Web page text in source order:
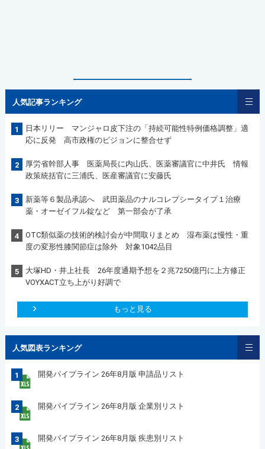
人気記事ランキング
1
日本リリー マンジャロ皮下注の「持続可能性特例価格調整」適
応に反発 高市政権のビジョンに整合せず
2
厚労省幹部人事 医薬局長に内山氏、医薬審議官に中井氏 情報
政策統括官に三浦氏、医産審議官に安藤氏
3
新薬等６製品承認へ 武田薬品のナルコレプシータイプ１治療
薬・オーゼイフル錠など 第一部会が了承
4
OTC類似薬の技術的検討会が中間取りまとめ 湿布薬は慢性・重
度の変形性膝関節症は除外 対象1042品目
5
大塚HD・井上社長 26年度通期予想を２兆7250億円に上方修正
VOYXACT立ち上がり好調で
もっと見る
人気図表ランキング
1 開発パイプライン 26年8月版 申請品リスト
2 開発パイプライン 26年8月版 企業別リスト
3 開発パイプライン 26年8月版 疾患別リスト